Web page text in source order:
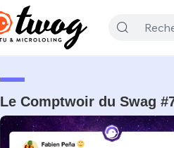
Le Comptwoir du Swag